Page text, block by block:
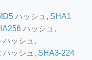
ハッシュ, SHA1
ハッシュ,
ハッシュ,
ハッシュ, SHA3-224